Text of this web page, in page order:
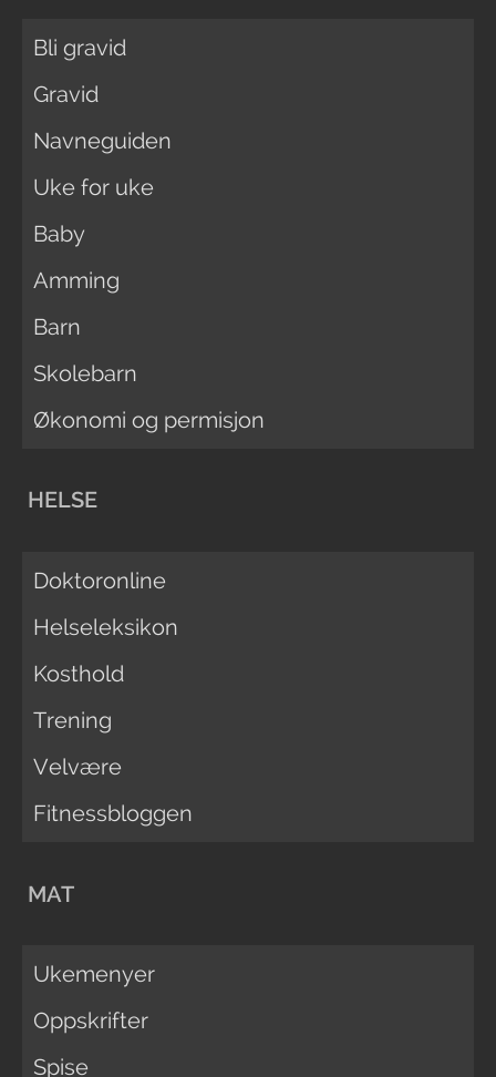
Bli gravid
Gravid
Navneguiden
Uke for uke
Baby
Amming
Barn
Skolebarn
Økonomi og permisjon
HELSE
Doktoronline
Helseleksikon
Kosthold
Trening
Velvære
Fitnessbloggen
MAT
Ukemenyer
Oppskrifter
Spise